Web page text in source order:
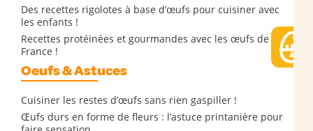
Des recettes rigolotes à base d’œufs pour cuisiner avec
les enfants !
Recettes protéinées et gourmandes avec les œufs de
France !
Oeufs & Astuces
Cuisiner les restes d’œufs sans rien gaspiller !
Œufs durs en forme de fleurs : l’astuce printanière pour